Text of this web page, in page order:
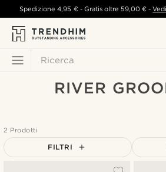
Ricerca
Spedizione4,95 €- Gratis oltre 59,00 € -
RIVER
2 Prodotti
FILTRI